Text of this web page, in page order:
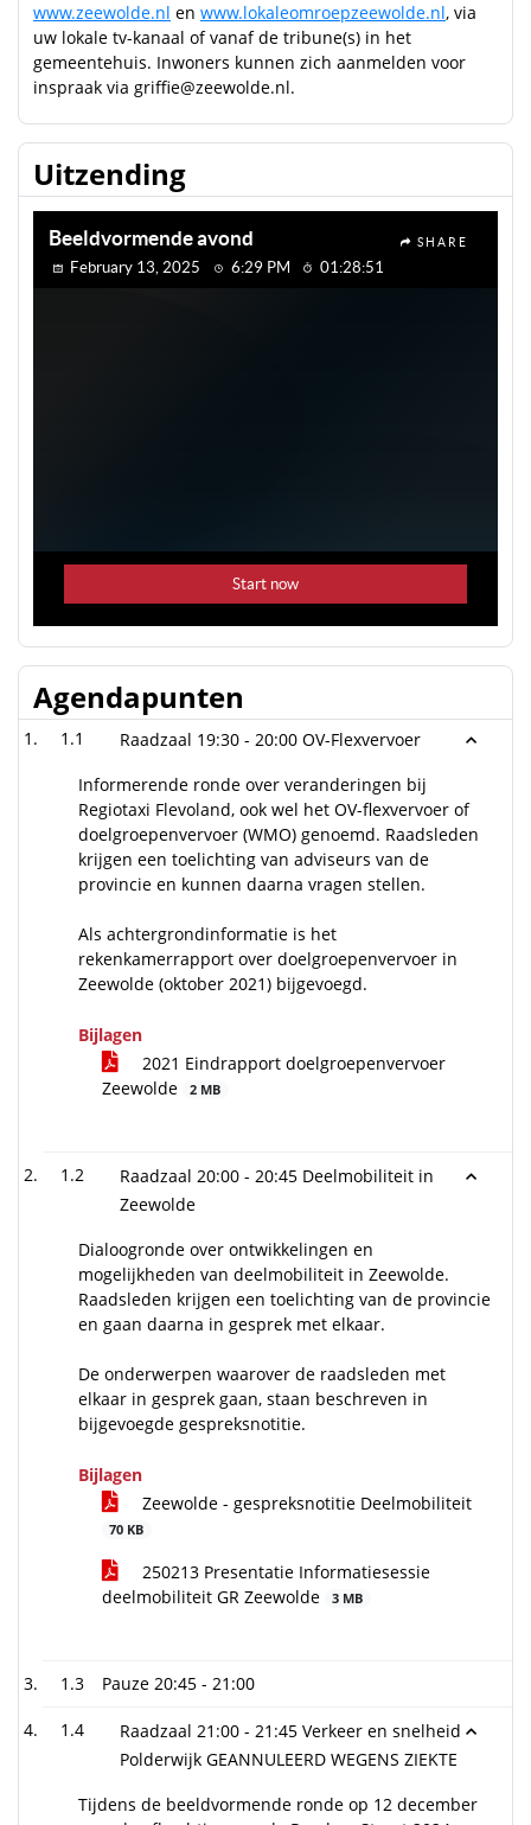
www.zeewolde.nl en www.lokaleomroepzeewolde.nl, via
uw lokale tv-kanaal of vanaf de tribune(s) in het
gemeentehuis. Inwoners kunnen zich aanmelden voor
inspraak via griffie@zeewolde.nl.
Uitzending
Agendapunten
1.1
Raadzaal 19:30 - 20:00 OV-Flexvervoer
Informerende ronde over veranderingen bij
Regiotaxi Flevoland, ook wel het OV-flexvervoer of
doelgroepenvervoer (WMO) genoemd. Raadsleden
krijgen een toelichting van adviseurs van de
provincie en kunnen daarna vragen stellen.
Als achtergrondinformatie is het
rekenkamerrapport over doelgroepenvervoer in
Zeewolde (oktober 2021) bijgevoegd.
Bijlagen
2021 Eindrapport doelgroepenvervoer
Zeewolde
2 MB
1.2
Raadzaal 20:00 - 20:45 Deelmobiliteit in
Zeewolde
Dialoogronde over ontwikkelingen en
mogelijkheden van deelmobiliteit in Zeewolde.
Raadsleden krijgen een toelichting van de provincie
en gaan daarna in gesprek met elkaar.
De onderwerpen waarover de raadsleden met
elkaar in gesprek gaan, staan beschreven in
bijgevoegde gespreksnotitie.
Bijlagen
Zeewolde - gespreksnotitie Deelmobiliteit
70 KB
250213 Presentatie Informatiesessie
deelmobiliteit GR Zeewolde
3 MB
1.3 Pauze 20:45 - 21:00
1.4
Raadzaal 21:00 - 21:45 Verkeer en snelheid
Polderwijk GEANNULEERD WEGENS ZIEKTE
Tijdens de beeldvormende ronde op 12 december